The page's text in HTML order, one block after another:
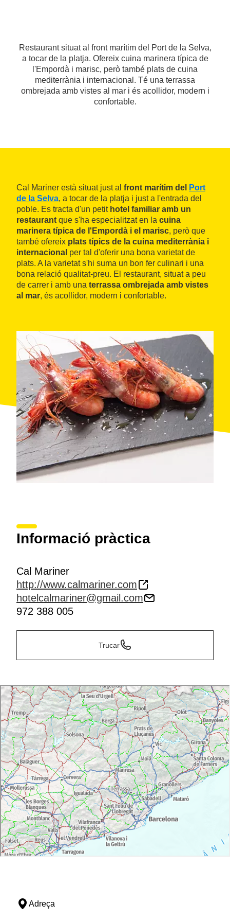
Restaurant situat al front marítim del Port de la Selva,
a tocar de la platja. Ofereix cuina marinera típica de
l'Empordà i marisc, però també plats de cuina
mediterrània i internacional. Té una terrassa
ombrejada amb vistes al mar i és acollidor, modern i
confortable.
Cal Mariner està situat just al front marítim del
Port
de la Selva, a tocar de la platja i just a l'entrada del
poble. Es tracta d'un petit hotel familiar amb un
restaurant que s'ha especialitzat en la cuina
marinera típica de l'Empordà i el marisc, però que
també ofereix plats típics de la cuina mediterrània i
internacional per tal d'oferir una bona varietat de
plats. A la varietat s'hi suma un bon fer culinari i una
bona relació qualitat-preu. El restaurant, situat a peu
de carrer i amb una terrassa ombrejada amb vistes
al mar, és acollidor, modern i confortable.
Informació pràctica
Cal Mariner
http://www.calmariner.com
hotelcalmariner@gmail.com
972 388 005
Trucar
Adreça